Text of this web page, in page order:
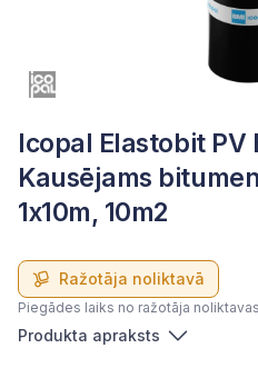
Icopal Elastobit PV
Kausējams
1x10m, 10m2
Ražotāja noliktavā
Piegādes laiks no ražotāja
Produkta apraksts